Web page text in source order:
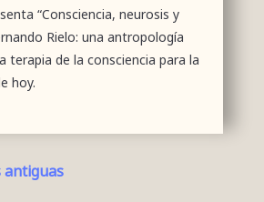
“Consciencia, neurosis y
Rielo: una antropología
terapia de la consciencia para la
hoy.
antiguas